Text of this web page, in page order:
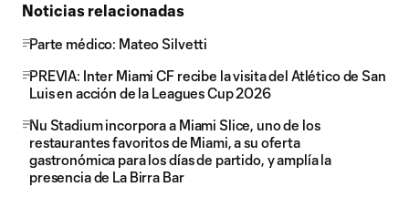
Noticias relacionadas
Parte médico: Mateo Silvetti
PREVIA: Inter Miami CF recibe la visita del Atlético de San
Luis en acción de la Leagues Cup 2026
Nu Stadium incorpora a Miami Slice, uno de los
restaurantes favoritos de Miami, a su oferta
gastronómica para los días de partido, y amplía la
presencia de La Birra Bar